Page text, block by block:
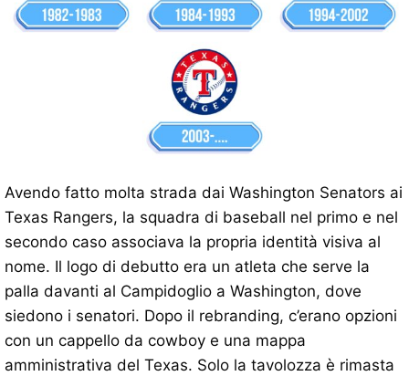
Avendo fatto molta strada dai Washington Senators ai
Texas Rangers, la squadra di baseball nel primo e nel
secondo caso associava la propria identità visiva al
nome. Il logo di debutto era un atleta che serve la
palla davanti al Campidoglio a Washington, dove
siedono i senatori. Dopo il rebranding, c’erano opzioni
con un cappello da cowboy e una mappa
amministrativa del Texas. Solo la tavolozza è rimasta